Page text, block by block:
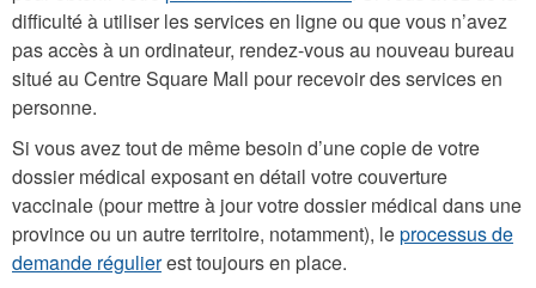
difficulté à utiliser les services en ligne ou que vous n’avez
pas accès à un ordinateur, rendez-vous au nouveau bureau
situé au Centre Square Mall pour recevoir des services en
personne.
Si vous avez tout de même besoin d’une copie de votre
dossier médical exposant en détail votre couverture
vaccinale (pour mettre à jour votre dossier médical dans une
province ou un autre territoire, notamment), leprocessus de
demande régulierest toujours en place.